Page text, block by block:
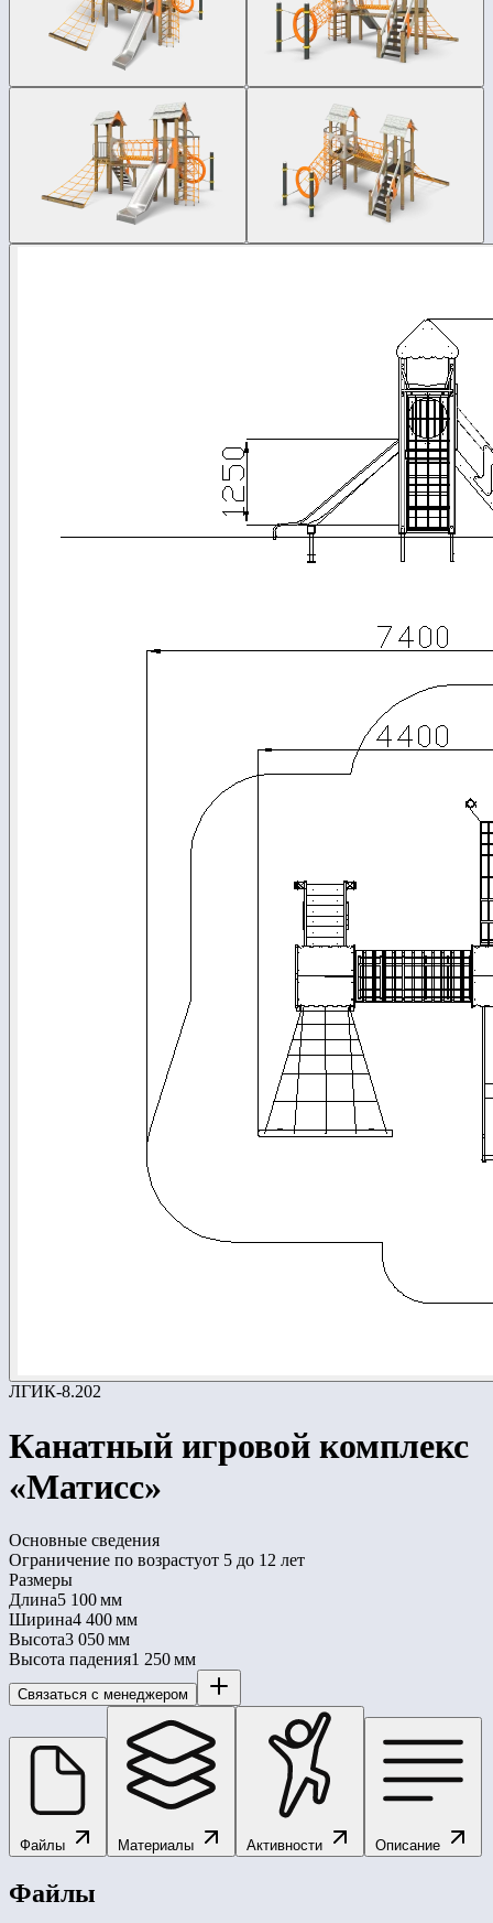
ЛГИК-8.202
Канатный игровой комплекс
«Матисс»
Основные сведения
Ограничение по возрастуот 5 до 12 лет
Размеры
Длина5 100 мм
Ширина4 400 мм
Высота3 050 мм
Высота падения1 250 мм
Связаться с менеджером
Файлы Материалы Активности Описание
Файлы